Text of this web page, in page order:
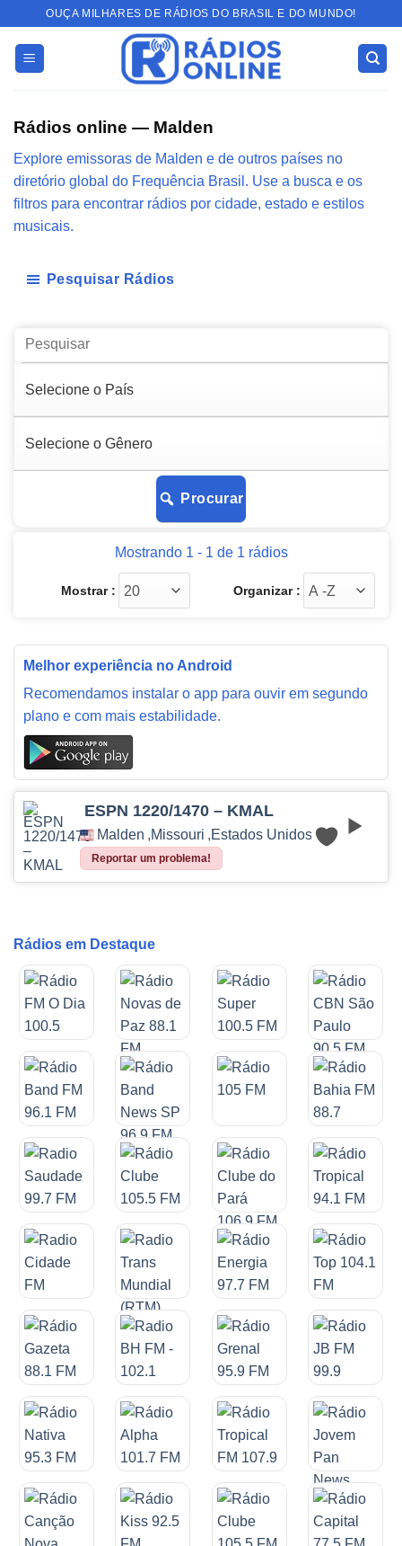
content
OUÇA MILHARES DE RÁDIOS DO BRASIL E DO MUNDO!
Rádios online — Malden
Explore emissoras de Malden e de outros países no
diretório global do Frequência Brasil. Use a busca e os
filtros para encontrar rádios por cidade, estado e estilos
musicais.
Pesquisar Rádios
Procurar
Mostrando 1 - 1 de 1 rádios
Mostrar : Organizar :
Melhor experiência no Android
Recomendamos instalar o app para ouvir em segundo
plano e com mais estabilidade.
ESPN 1220/1470 – KMAL
Malden ,Missouri ,Estados Unidos
Reportar um problema!
Rádios em Destaque